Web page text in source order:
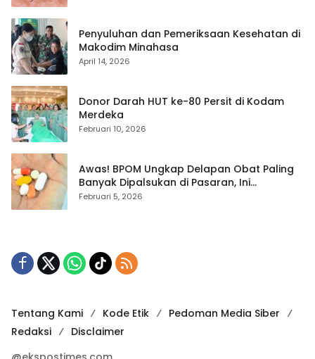
Penyuluhan dan Pemeriksaan Kesehatan di
Makodim Minahasa
April 14, 2026
Donor Darah HUT ke-80 Persit di Kodam
Merdeka
Februari 10, 2026
Awas! BPOM Ungkap Delapan Obat Paling
Banyak Dipalsukan di Pasaran, Ini
Daftarnya
Februari 5, 2026
Tentang Kami Kode Etik
Pedoman Media Siber
Redaksi
Disclaimer